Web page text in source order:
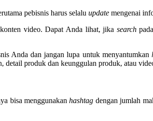
pebisnis harus selalu update mengenai
video. Dapat Anda lihat, jika search
Anda dan jangan lupa untuk menyantumkan
detail produk dan keunggulan produk, atau
bisa menggunakanhashtag dengan jumlah